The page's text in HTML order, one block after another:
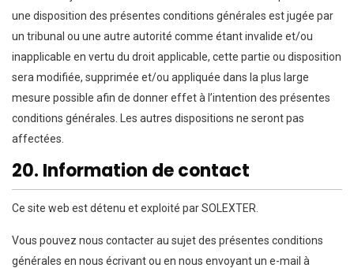
une disposition des présentes conditions générales est jugée par
un tribunal ou une autre autorité comme étant invalide et/ou
inapplicable en vertu du droit applicable, cette partie ou disposition
sera modifiée, supprimée et/ou appliquée dans la plus large
mesure possible afin de donner effet à l’intention des présentes
conditions générales. Les autres dispositions ne seront pas
affectées.
20. Information de contact
Ce site web est détenu et exploité par SOLEXTER.
Vous pouvez nous contacter au sujet des présentes conditions
générales en nous écrivant ou en nous envoyant un e-mail à